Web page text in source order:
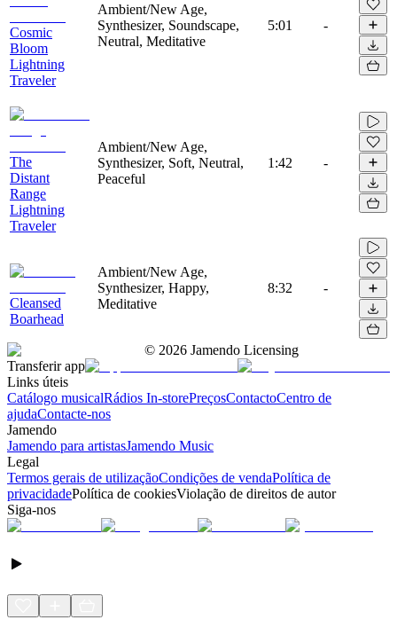
Cosmic
Bloom
Lightning
Traveler
Ambient/New Age,
Synthesizer, Soundscape,
Neutral, Meditative
5:01 -
The
Distant
Range
Lightning
Traveler
Ambient/New Age,
Synthesizer, Soft, Neutral,
Peaceful
1:42 -
Cleansed
Boarhead
Ambient/New Age,
Synthesizer, Happy,
Meditative
8:32 -
© 2026 Jamendo Licensing
Transferir app
Links úteis
Catálogo musicalRádios In-storePreçosContactoCentro de
ajudaContacte-nos
Jamendo
Jamendo para artistasJamendo Music
Legal
Termos gerais de utilizaçãoCondições de vendaPolítica de
privacidadePolítica de cookiesViolação de direitos de autor
Siga-nos